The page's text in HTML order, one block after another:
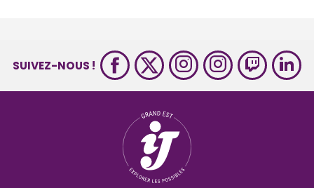
SUIVEZ-NOUS !